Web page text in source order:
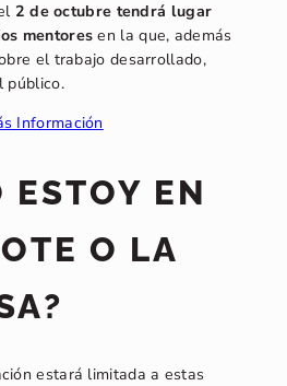
2 de octubre tendrá lugar
mentores en la que, además
el trabajo desarrollado,
público.
Información
ESTOY EN
O LA
estará limitada a estas